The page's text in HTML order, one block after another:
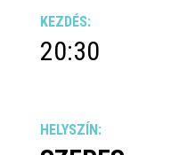
KEZDÉS:
20:30
HELYSZÍN: